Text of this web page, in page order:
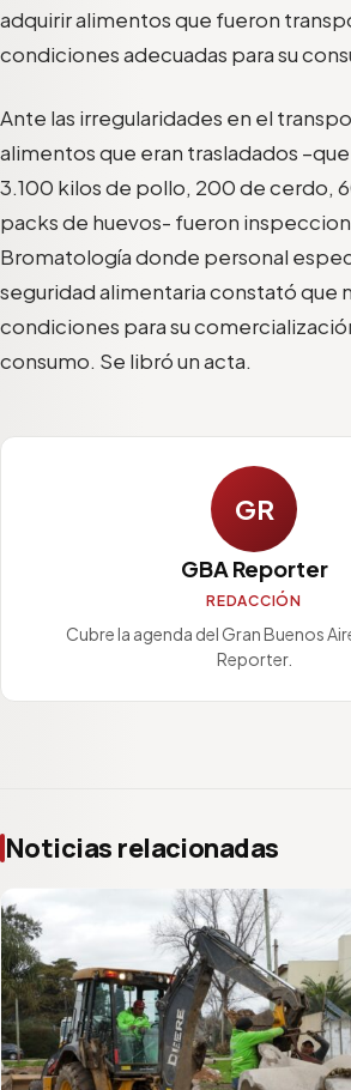
adquirir alimentos que fueron
condiciones adecuadas para su
Ante las irregularidades en el
alimentos que eran trasladados
3.100 kilos de pollo, 200 de cerdo,
packs de huevos- fueron
Bromatología donde personal
seguridad alimentaria constató que
condiciones para su
consumo. Se libró un acta.
GR
GBA Reporter
REDACCIÓN
Cubre la agenda del Gran Buenos
Reporter.
Noticias relacionadas